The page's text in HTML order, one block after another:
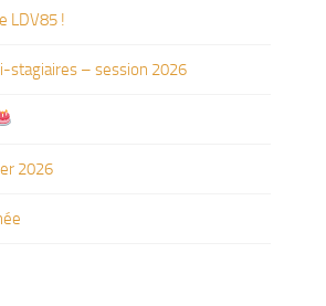
LDV85 !
stagiaires – session 2026
2026